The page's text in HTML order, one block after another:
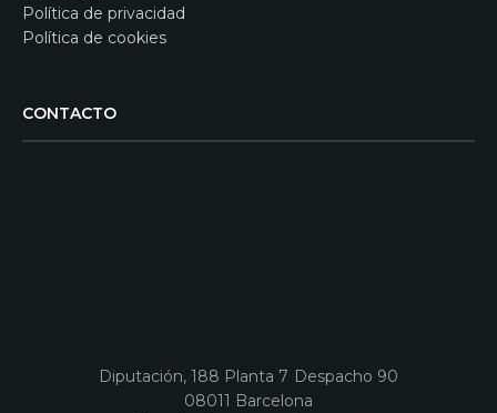
Política de privacidad
Política de cookies
CONTACTO
Diputación, 188 Planta 7 Despacho 90
08011 Barcelona